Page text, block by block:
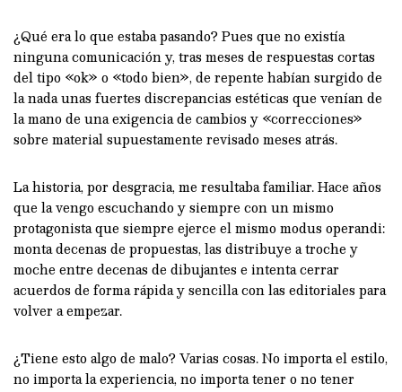
¿Qué era lo que estaba pasando? Pues que no existía
ninguna comunicación y, tras meses de respuestas cortas
del tipo «ok» o «todo bien», de repente habían surgido de
la nada unas fuertes discrepancias estéticas que venían de
la mano de una exigencia de cambios y «correcciones»
sobre material supuestamente revisado meses atrás.
La historia, por desgracia, me resultaba familiar. Hace años
que la vengo escuchando y siempre con un mismo
protagonista que siempre ejerce el mismo modus operandi:
monta decenas de propuestas, las distribuye a troche y
moche entre decenas de dibujantes e intenta cerrar
acuerdos de forma rápida y sencilla con las editoriales para
volver a empezar.
¿Tiene esto algo de malo? Varias cosas. No importa el estilo,
no importa la experiencia, no importa tener o no tener